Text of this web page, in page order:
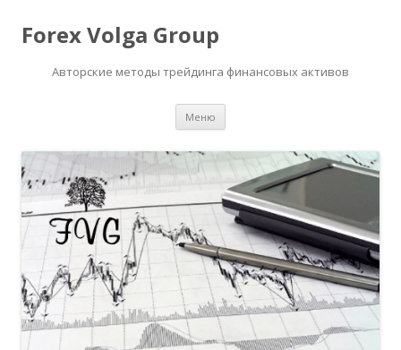
Forex Volga Group
Авторские методы трейдинга финансовых активов
Меню